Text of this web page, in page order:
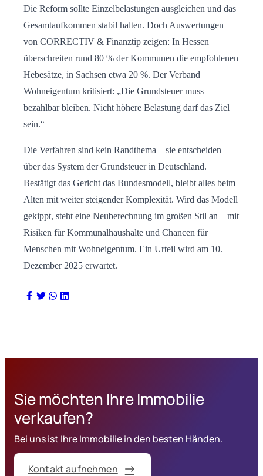
Die Reform sollte Einzelbelastungen ausgleichen und das
Gesamtaufkommen stabil halten. Doch Auswertungen
von CORRECTIV & Finanztip zeigen: In Hessen
überschreiten rund 80 % der Kommunen die empfohlenen
Hebesätze, in Sachsen etwa 20 %. Der Verband
Wohneigentum kritisiert: „Die Grundsteuer muss
bezahlbar bleiben. Nicht höhere Belastung darf das Ziel
sein.“
Die Verfahren sind kein Randthema – sie entscheiden
über das System der Grundsteuer in Deutschland.
Bestätigt das Gericht das Bundesmodell, bleibt alles beim
Alten mit weiter steigender Komplexität. Wird das Modell
gekippt, steht eine Neuberechnung im großen Stil an – mit
Risiken für Kommunalhaushalte und Chancen für
Menschen mit Wohneigentum. Ein Urteil wird am 10.
Dezember 2025 erwartet.
Sie möchten Ihre Immobilie
verkaufen?
Bei uns ist Ihre Immobilie in den besten Händen.
Kontakt aufnehmen